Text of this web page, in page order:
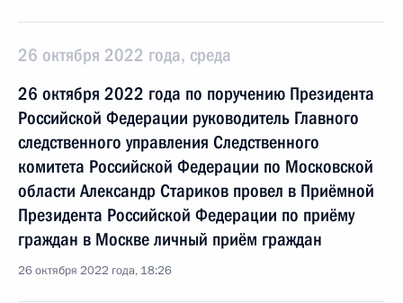
26 октября 2022 года, среда
26 октября 2022 года по поручению Президента
Российской Федерации руководитель Главного
следственного управления Следственного
комитета Российской Федерации по Московской
области Александр Стариков провел в Приёмной
Президента Российской Федерации по приёму
граждан в Москве личный приём граждан
26 октября 2022 года, 18:26